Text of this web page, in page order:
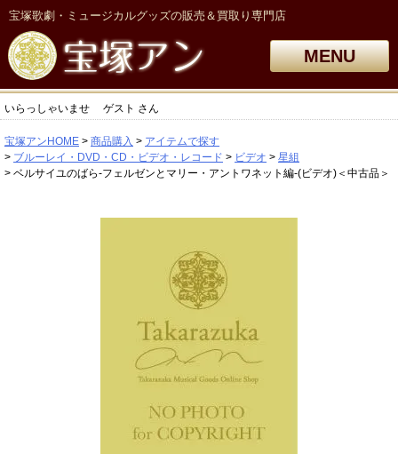
宝塚歌劇・ミュージカルグッズの販売＆買取り専門店
MENU
いらっしゃいませ ゲスト さん
宝塚アンHOME 商品購入
アイテムで探す
ブルーレイ・DVD・CD・ビデオ・レコード
ビデオ
星組
ベルサイユのばら-フェルゼンとマリー・アントワネット編-(ビデオ)＜中古品＞